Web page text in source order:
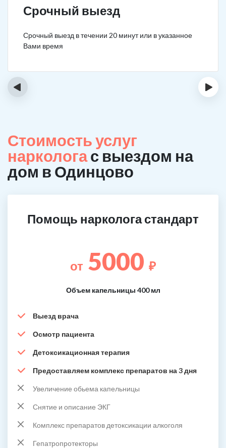
Срочный выезд
Срочный выезд в течении 20 минут или в указанное
Вами время
‹ ›
Стоимость услуг
наркологас выездом на
дом в Одинцово
Помощь нарколога стандарт
от 5000 ₽
Объем капельницы 400 мл
Выезд врача
Осмотр пациента
Детоксикационная терапия
Предоставляем комплекс препаратов на 3 дня
Увеличение обьема капельницы
Снятие и описание ЭКГ
Комплекс препаратов детоксикации алкоголя
Гепатропротекторы